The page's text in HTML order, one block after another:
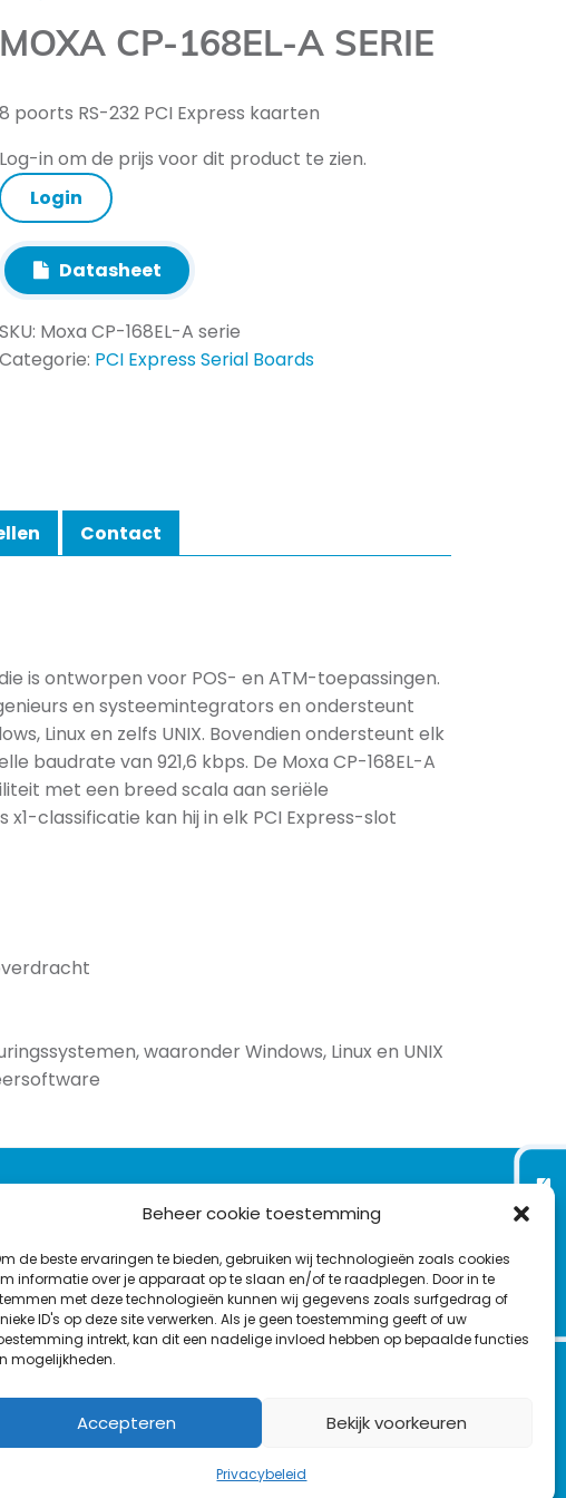
Beheer cookie toestemming
de beste ervaringen te bieden, gebruiken wij technologieën zoals cookies
informatie over je apparaat op te slaan en/of te raadplegen. Door in te
met deze technologieën kunnen wij gegevens zoals surfgedrag of
ID's op deze site verwerken. Als je geen toestemming geeft of uw
intrekt, kan dit een nadelige invloed hebben op bepaalde functies
mogelijkheden.
Accepteren Bekijk voorkeuren
Privacybeleid
MOXA CP-168EL-A SERIE
8 poorts RS-232 PCI Express kaarten
Log-in om de prijs voor dit product te zien.
Login
Datasheet
SKU: Moxa CP-168EL-A serie
Categorie: PCI Express Serial Boards
Contact
is ontworpen voor POS- en ATM-toepassingen.
en systeemintegrators en ondersteunt
Linux en zelfs UNIX. Bovendien ondersteunt elk
baudrate van 921,6 kbps. De Moxa CP-168EL-A
met een breed scala aan seriële
classificatie kan hij in elk PCI Express-slot
waaronder Windows, Linux en UNIX
L
i
n
I
n
T
w
t
r
F
a
c
o
Y
o
u
b
C
o
n
c